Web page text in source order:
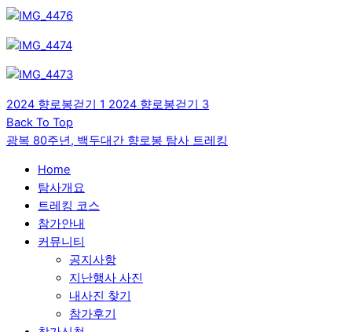
2024 향로봉걷기 1 2024 향로봉걷기 3
Back To Top
광복 80주년, 백두대간 향로봉 탐사 트레킹
Home
탐사개요
트레킹 코스
참가안내
커뮤니티
공지사항
지난행사 사진
내사진 찾기
참가후기